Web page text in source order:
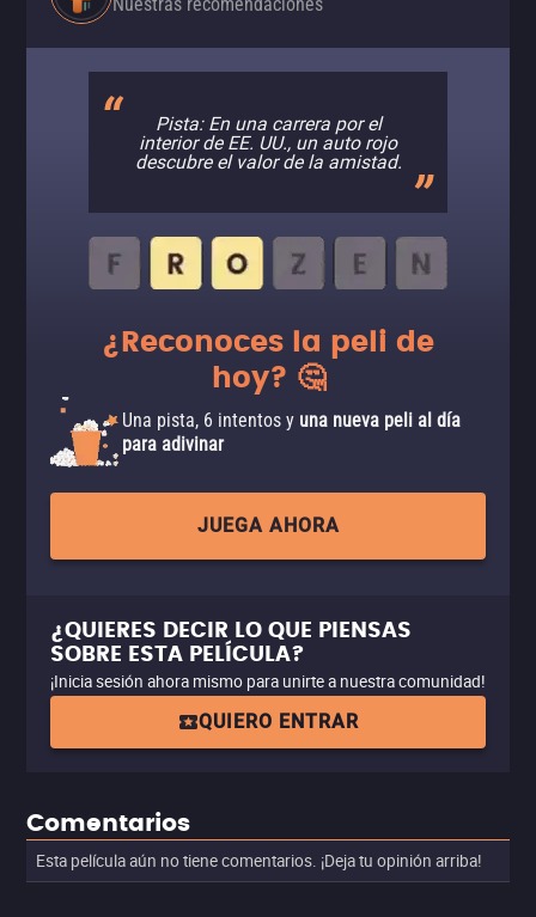
Pista: En una carrera por el
interior de EE. UU., un auto rojo
descubre el valor de la amistad.
¿Reconoces la peli de
hoy? 🤔
Una pista, 6 intentos y una nueva peli al día
para adivinar
JUEGA AHORA
¿QUIERES DECIR LO QUE PIENSAS
SOBRE ESTA PELÍCULA?
¡Inicia sesión ahora mismo para unirte a nuestra comunidad!
QUIERO ENTRAR
Comentarios
Esta película aún no tiene comentarios. ¡Deja tu opinión arriba!